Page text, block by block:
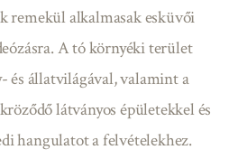
remekül alkalmasak esküvői
A tó környéki terület
és állatvilágával, valamint a
látványos épületekkel és
hangulatot a felvételekhez.